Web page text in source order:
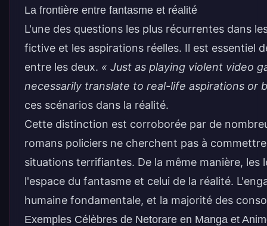
La frontière entre fantasme et réalité
L'une des questions les plus récurrentes dans
fictive et les aspirations réelles. Il est essentiel
entre les deux. « Just as playing violent video
necessarily translate to real-life aspirations or
ces scénarios dans la réalité.
Cette distinction est corroborée par de
romans policiers ne cherchent pas à
situations terrifiantes. De la même manière,
l'espace du fantasme et celui de la réalité.
humaine fondamentale, et la majorité des
Exemples Célèbres de Netorare en Manga et